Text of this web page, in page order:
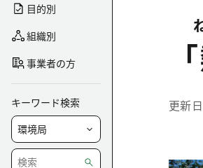
目的別
組織別
事業者の方
キーワード検索
「
更新日